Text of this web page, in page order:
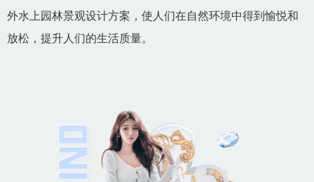
外水上园林景观设计方案，使人们在自然环境中得到愉悦和
放松，提升人们的生活质量。